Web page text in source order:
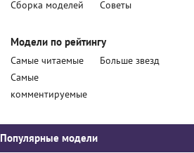
Сборка моделей
Советы
Модели по рейтингу
Самые читаемые
Больше звезд
Самые
комментируемые
Популярные модели